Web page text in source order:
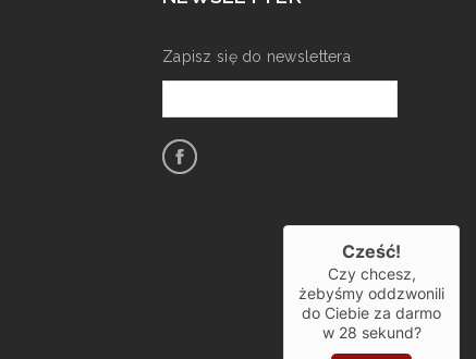
Zapisz się do newslettera
Cześć!
Czy chcesz,
żebyśmy oddzwonili
do Ciebie za darmo
w 28 sekund?